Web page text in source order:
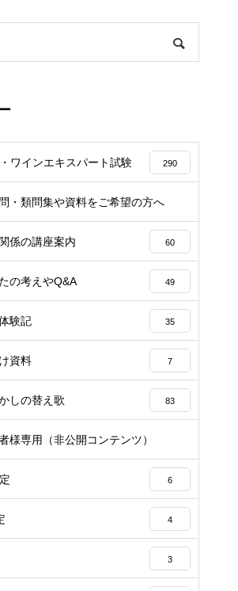
ワインエキスパート試験 290
・類問集や資料をご希望の方へ
係の講座案内 60
の考えやQ&A 49
験記 35
資料 7
しの替え歌 83
様専用（非公開コンテンツ）
6
4
3